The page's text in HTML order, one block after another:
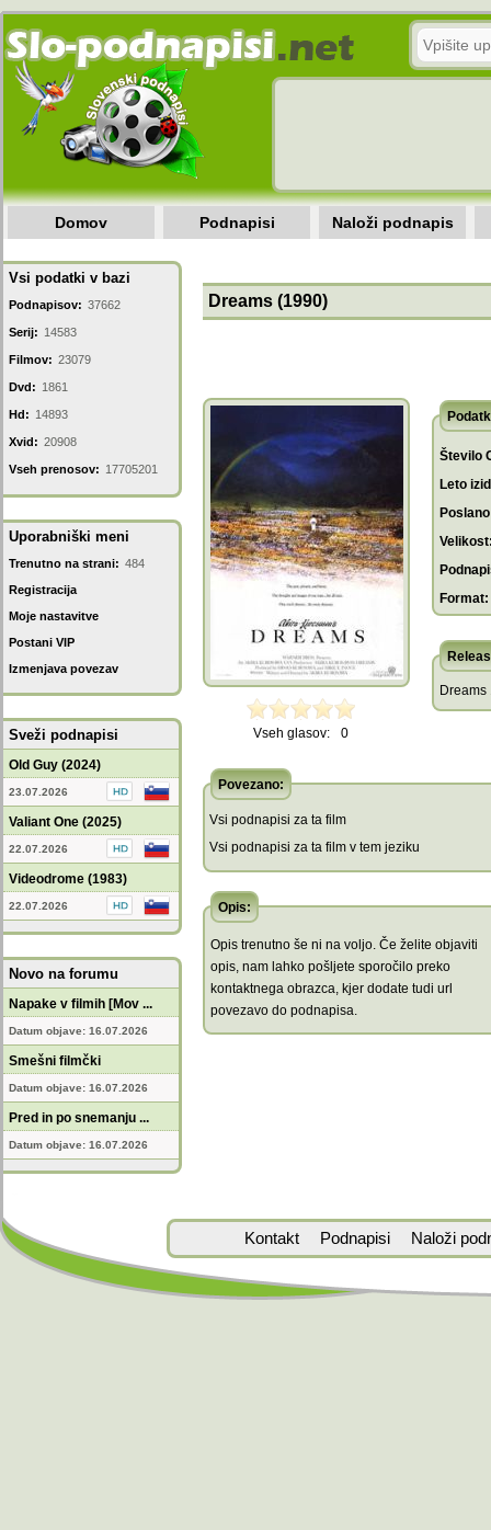
Domov Podnapisi Naloži podnapis
Vsi podatki v bazi
Podnapisov: 37662
Serij: 14583
Filmov: 23079
Dvd: 1861
Hd: 14893
Xvid: 20908
Vseh prenosov: 17705201
Uporabniški meni
Trenutno na strani: 484
Registracija
Moje nastavitve
Postani VIP
Izmenjava povezav
Sveži podnapisi
Old Guy (2024)
23.07.2026
Valiant One (2025)
22.07.2026
Videodrome (1983)
22.07.2026
Novo na forumu
Napake v filmih [Mov ...
Datum objave: 16.07.2026
Smešni filmčki
Datum objave: 16.07.2026
Pred in po snemanju ...
Datum objave: 16.07.2026
Dreams (1990)
Vseh glasov: 0
Število
Leto
Format:
Dreams
Povezano:
Vsi podnapisi za ta film
Vsi podnapisi za ta film v tem jeziku
Opis:
Opis trenutno še ni na voljo. Če želite objaviti
opis, nam lahko pošljete sporočilo preko
kontaktnega obrazca, kjer dodate tudi url
povezavo do podnapisa.
Kontakt Podnapisi Naloži